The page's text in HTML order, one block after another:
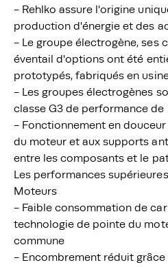
- Rehlko assure l'origine
production d'énergie et des
- Le groupe électrogène, ses
éventail d'options ont été
prototypés, fabriqués en
- Les groupes électrogènes
classe G3 de performance
- Fonctionnement en
du moteur et aux supports
entre les composants et le
Les performances
Moteurs
- Faible consommation de
technologie de pointe du
commune
- Encombrement réduit grâce